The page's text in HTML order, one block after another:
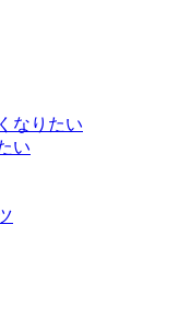
なりたい
い